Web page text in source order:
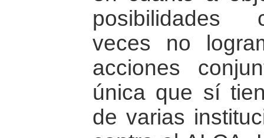
posibilidades
veces no
acciones
única que sí
de varias